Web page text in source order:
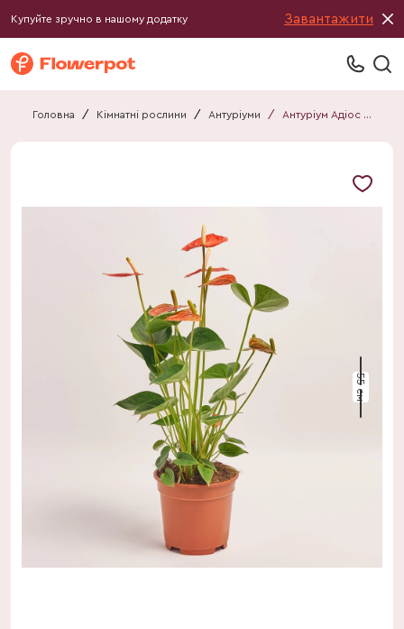
Купуйте зручно в нашому додатку Завантажити
Головна / Кімнатні рослини / Антуріуми / Антуріум Адіос Оранж
55 см